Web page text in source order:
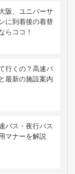
阪、ユニバーサ
に到着後の着替
らココ！
行くの？高速バ
最新の施設案内
バス・夜行バス
マナーを解説